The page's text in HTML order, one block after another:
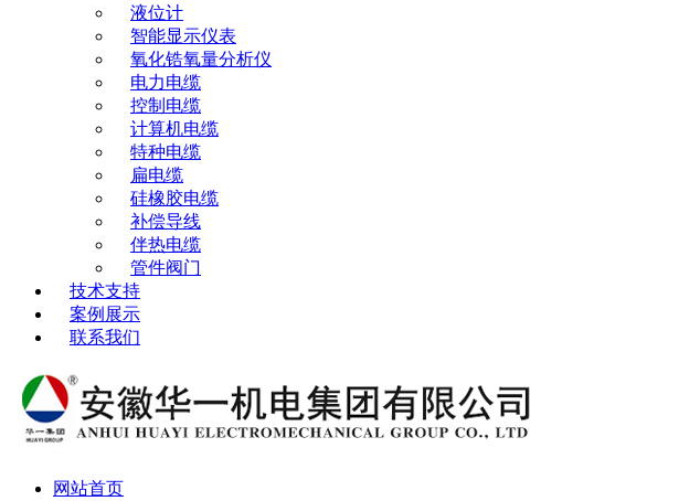
液位计
智能显示仪表
氧化锆氧量分析仪
电力电缆
控制电缆
计算机电缆
特种电缆
扁电缆
硅橡胶电缆
补偿导线
伴热电缆
管件阀门
技术支持
案例展示
联系我们
网站首页